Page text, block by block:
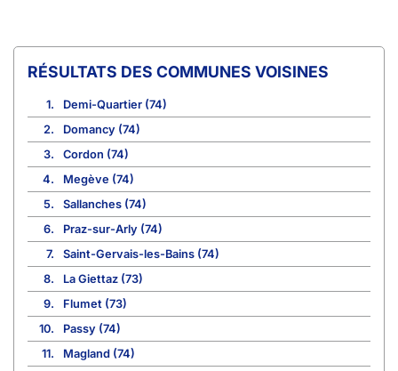
COMMUNES VOISINES
1.
Demi-Quartier (74)
2.
Domancy (74)
3.
Cordon (74)
4.
Megève (74)
5.
Sallanches (74)
6.
Praz-sur-Arly (74)
7.
Saint-Gervais-les-Bains (74)
8.
La Giettaz (73)
9.
Flumet (73)
10.
Passy (74)
11.
Magland (74)